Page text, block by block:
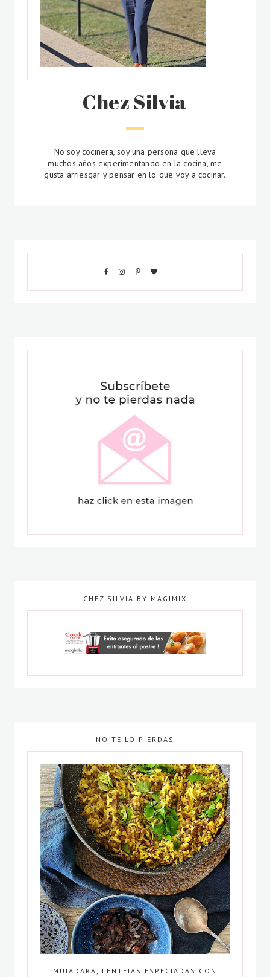
Chez Silvia
No soy cocinera, soy una persona que lleva
muchos años experimentando en la cocina, me
gusta arriesgar y pensar en lo que voy a cocinar.
CHEZ SILVIA BY MAGIMIX
NO TE LO PIERDAS
MUJADARA, LENTEJAS ESPECIADAS CON